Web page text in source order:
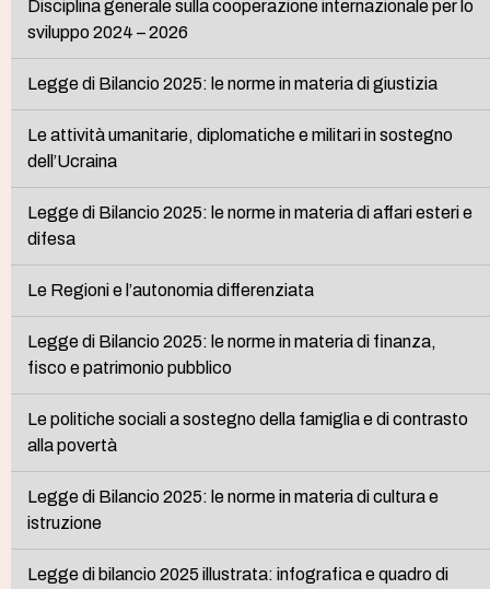
Disciplina generale sulla cooperazione internazionale per lo
sviluppo 2024 – 2026
Legge di Bilancio 2025: le norme in materia di giustizia
Le attività umanitarie, diplomatiche e militari in sostegno
dell’Ucraina
Legge di Bilancio 2025: le norme in materia di affari esteri e
difesa
Le Regioni e l’autonomia differenziata
Legge di Bilancio 2025: le norme in materia di finanza,
fisco e patrimonio pubblico
Le politiche sociali a sostegno della famiglia e di contrasto
alla povertà
Legge di Bilancio 2025: le norme in materia di cultura e
istruzione
Legge di bilancio 2025 illustrata: infografica e quadro di